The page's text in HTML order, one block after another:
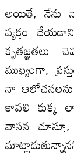
అయితే, నేను
వ్యక్తం
ముఖ్యంగా,
నా ఆలోచనలను
కావలి కుక్క
వాసన